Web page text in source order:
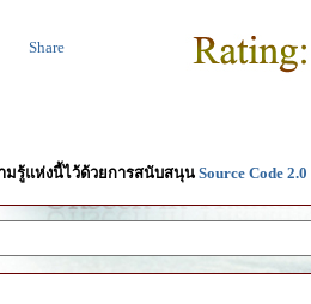
Share
รู้แห่งนี้ไว้ด้วยการสนับสนุนSource Code 2.0